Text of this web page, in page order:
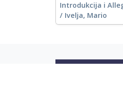
Introdukcija i
/ Ivelja, Mario